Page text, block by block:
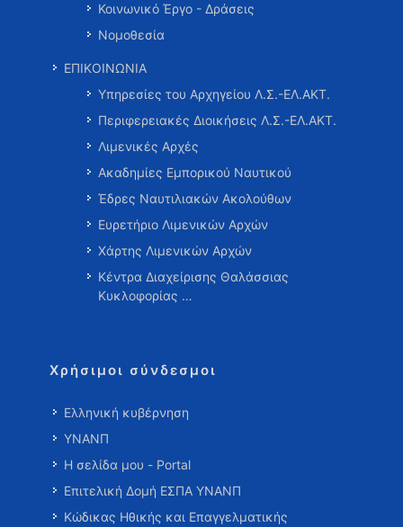
Κοινωνικό Έργο - Δράσεις
Νομοθεσία
ΕΠΙΚΟΙΝΩΝΙΑ
Υπηρεσίες του Αρχηγείου Λ.Σ.-ΕΛ.ΑΚΤ.
Περιφερειακές Διοικήσεις Λ.Σ.-ΕΛ.ΑΚΤ.
Λιμενικές Αρχές
Ακαδημίες Εμπορικού Ναυτικού
Έδρες Ναυτιλιακών Ακολούθων
Ευρετήριο Λιμενικών Αρχών
Χάρτης Λιμενικών Αρχών
Κέντρα Διαχείρισης Θαλάσσιας
Κυκλοφορίας …
Χρήσιμοι σύνδεσμοι
Ελληνική κυβέρνηση
ΥΝΑΝΠ
Η σελίδα μου - Portal
Επιτελική Δομή ΕΣΠΑ ΥΝΑΝΠ
Κώδικας Ηθικής και Επαγγελματικής